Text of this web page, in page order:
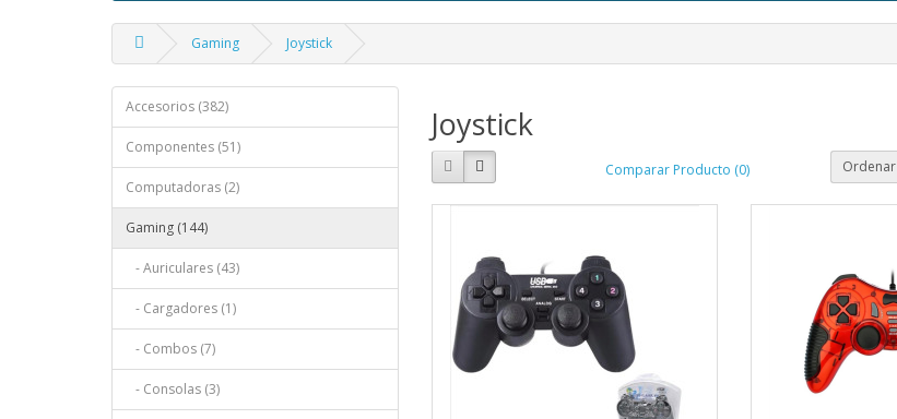
Gaming Joystick
Accesorios (382)
Componentes (51)
Computadoras (2)
Gaming (144)
- Auriculares (43)
- Cargadores (1)
- Combos (7)
- Consolas (3)
Joystick
Comparar Producto (0)